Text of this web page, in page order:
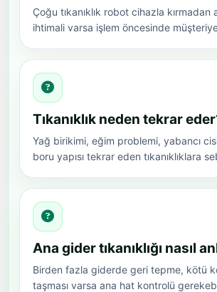
Çoğu tıkanıklık robot cihazla kırmadan
ihtimali varsa işlem öncesinde
Tıkanıklık neden tekrar
Yağ birikimi, eğim problemi, yabancı
boru yapısı tekrar eden tıkanıklıklara
Ana gider tıkanıklığı nasıl
Birden fazla giderde geri tepme, kötü
taşması varsa ana hat kontrolü